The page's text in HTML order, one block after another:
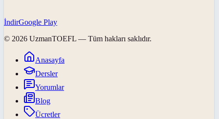
İndirGoogle Play
© 2026 UzmanTOEFL — Tüm hakları saklıdır.
Anasayfa
Dersler
Yorumlar
Blog
Ücretler